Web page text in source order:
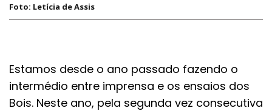
Foto: Letícia de Assis
Estamos desde o ano passado fazendo o
intermédio entre imprensa e os ensaios dos
Bois. Neste ano, pela segunda vez consecutiva